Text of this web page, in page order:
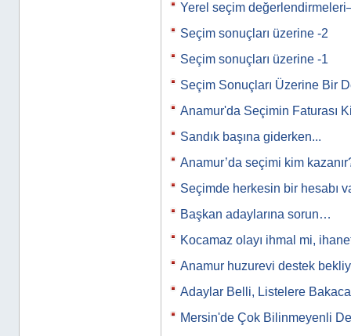
Yerel seçim
Seçim sonuçları üzerine -2
Seçim sonuçları üzerine -1
Seçim Sonuçları Üzerine Bir
Anamur'da Seçimin Faturası
Sandık başına giderken...
Anamur’da seçimi kim
Seçimde herkesin bir hesabı
Başkan adaylarına sorun…
Kocamaz olayı ihmal mi,
Anamur huzurevi destek
Adaylar Belli, Listelere
Mersin'de Çok Bilinmeyenli